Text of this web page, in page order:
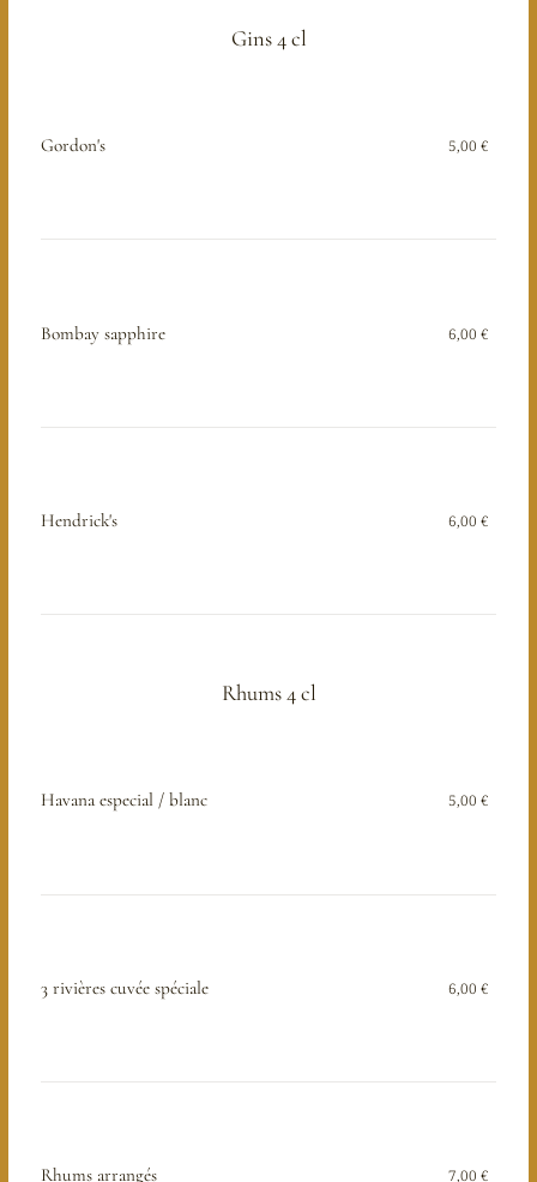
Gins 4 cl
Gordon's 5,00 €
Bombay sapphire 6,00 €
Hendrick's 6,00 €
Rhums 4 cl
Havana especial / blanc 5,00 €
3 rivières cuvée spéciale 6,00 €
Rhums arrangés 7,00 €